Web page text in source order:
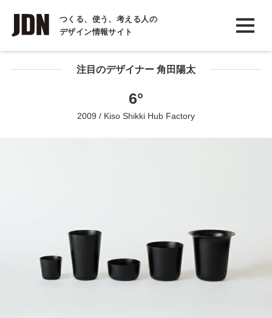
つくる、使う、考える人の
デザイン情報サイト
INTERVIEW
インタビュー
REPORT
COLUMN
注目のデザイナー 角田陽太
6°
2009 / Kiso Shikki Hub Factory